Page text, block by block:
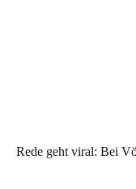
Rede geht viral: Bei